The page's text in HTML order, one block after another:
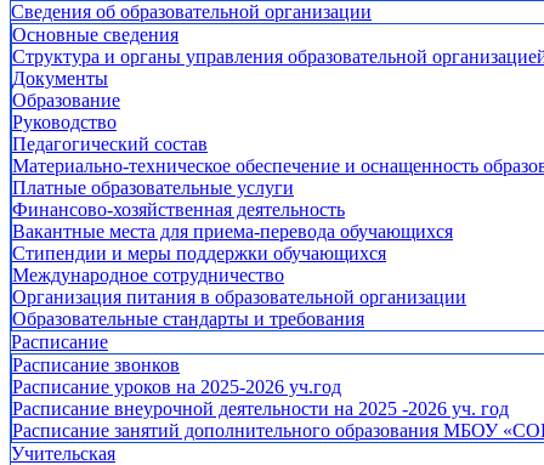
Сведения об образовательной организации
Основные сведения
Структура и органы управления образовательной
Документы
Образование
Руководство
Педагогический состав
Материально-техническое обеспечение и оснащенность
Платные образовательные услуги
Финансово-хозяйственная деятельность
Вакантные места для приема-перевода обучающихся
Стипендии и меры поддержки обучающихся
Международное сотрудничество
Организация питания в образовательной организации
Образовательные стандарты и требования
Расписание
Расписание звонков
Расписание уроков на 2025-2026 уч.год
Расписание внеурочной деятельности на 2025 -2026 уч. год
Расписание занятий дополнительного образования МБОУ
Учительская